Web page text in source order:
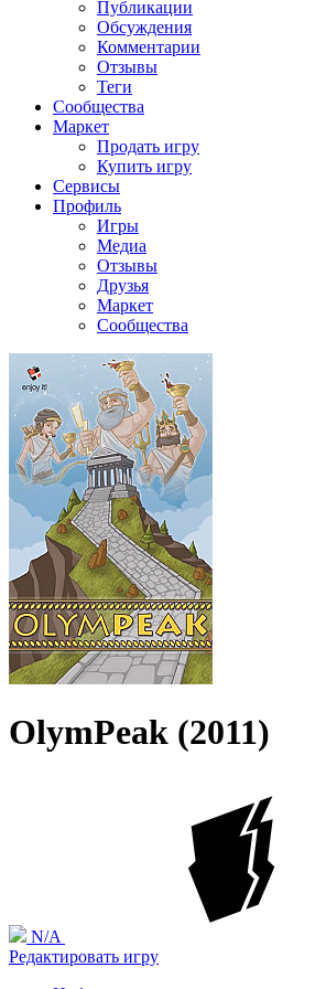
Публикации
Обсуждения
Комментарии
Отзывы
Теги
Сообщества
Маркет
Продать игру
Купить игру
Сервисы
Профиль
Игры
Медиа
Отзывы
Друзья
Маркет
Сообщества
OlymPeak (2011)
N/A
Редактировать игру